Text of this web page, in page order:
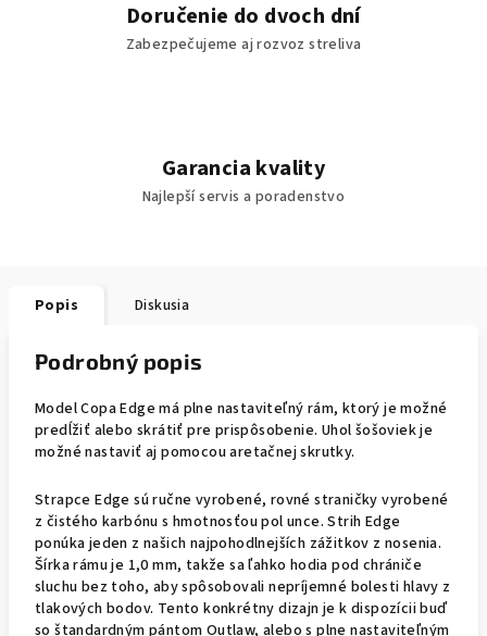
Doručenie do dvoch dní
Zabezpečujeme aj rozvoz streliva
Garancia kvality
Najlepší servis a poradenstvo
Popis Diskusia
Podrobný popis
Model Copa Edge má plne nastaviteľný rám, ktorý je možné
predĺžiť alebo skrátiť pre prispôsobenie. Uhol šošoviek je
možné nastaviť aj pomocou aretačnej skrutky.
Strapce Edge sú ručne vyrobené, rovné straničky vyrobené
z čistého karbónu s hmotnosťou pol unce. Strih Edge
ponúka jeden z našich najpohodlnejších zážitkov z nosenia.
Šírka rámu je 1,0 mm, takže sa ľahko hodia pod chrániče
sluchu bez toho, aby spôsobovali nepríjemné bolesti hlavy z
tlakových bodov. Tento konkrétny dizajn je k dispozícii buď
so štandardným pántom Outlaw, alebo s plne nastaviteľným